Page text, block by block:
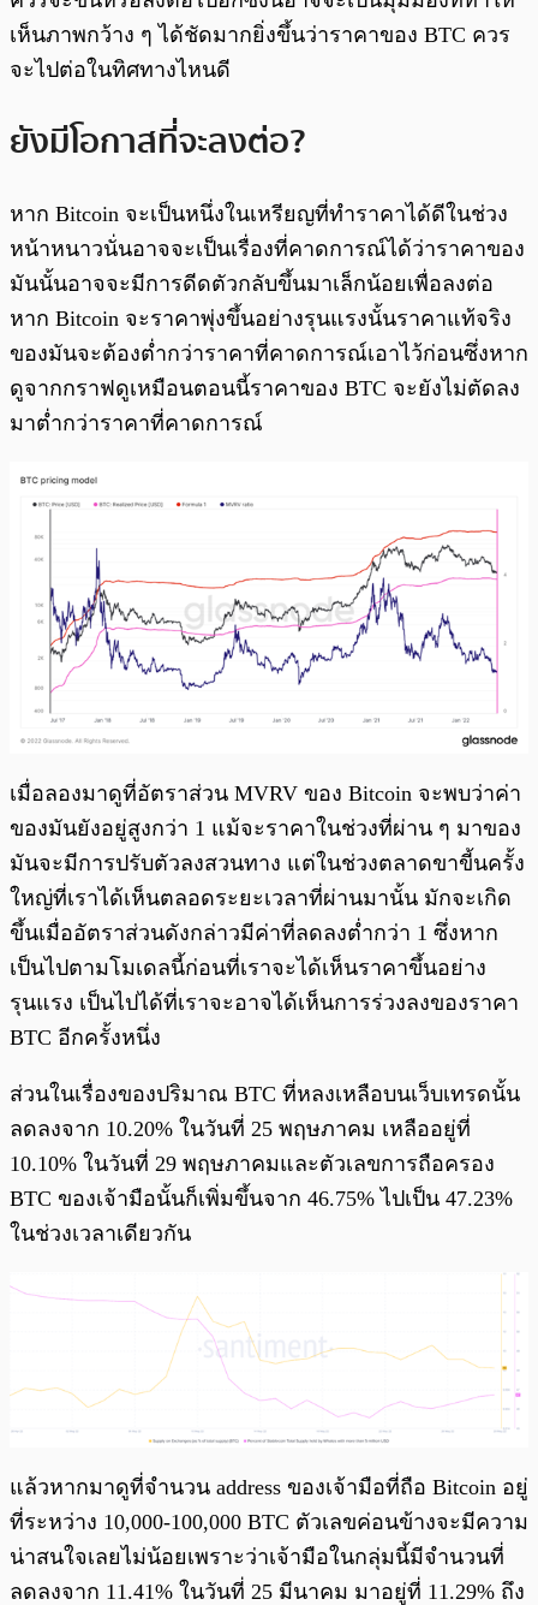
เห็นภาพกว้าง ๆ ได้ชัดมากยิ่งขึ้นว่าราคาของ BTC ควร
จะไปต่อในทิศทางไหนดี
ยังมีโอกาสที่จะลงต่อ?
หาก Bitcoin จะเป็นหนึ่งในเหรียญที่ทำราคาได้ดีในช่วง
หน้าหนาวนั่นอาจจะเป็นเรื่องที่คาดการณ์ได้ว่าราคาของ
มันนั้นอาจจะมีการดีดตัวกลับขึ้นมาเล็กน้อยเพื่อลงต่อ
หาก Bitcoin จะราคาพุ่งขึ้นอย่างรุนแรงนั้นราคาแท้จริง
ของมันจะต้องต่ำกว่าราคาที่คาดการณ์เอาไว้ก่อนซึ่งหาก
ดูจากกราฟดูเหมือนตอนนี้ราคาของ BTC จะยังไม่ตัดลง
มาต่ำกว่าราคาที่คาดการณ์
เมื่อลองมาดูที่อัตราส่วน MVRV ของ Bitcoin จะพบว่าค่า
ของมันยังอยู่สูงกว่า 1 แม้จะราคาในช่วงที่ผ่าน ๆ มาของ
มันจะมีการปรับตัวลงสวนทาง แต่ในช่วงตลาดขาขี้นครั้ง
ใหญ่ที่เราได้เห็นตลอดระยะเวลาที่ผ่านมานั้น มักจะเกิด
ขึ้นเมื่ออัตราส่วนดังกล่าวมีค่าที่ลดลงต่ำกว่า 1 ซึ่งหาก
เป็นไปตามโมเดลนี้ก่อนที่เราจะได้เห็นราคาขึ้นอย่าง
รุนแรง เป็นไปได้ที่เราจะอาจได้เห็นการร่วงลงของราคา
BTC อีกครั้งหนึ่ง
ส่วนในเรื่องของปริมาณ BTC ที่หลงเหลือบนเว็บเทรดนั้น
ลดลงจาก 10.20% ในวันที่ 25 พฤษภาคม เหลืออยู่ที่
10.10% ในวันที่ 29 พฤษภาคมและตัวเลขการถือครอง
BTC ของเจ้ามือนั้นก็เพิ่มขึ้นจาก 46.75% ไปเป็น 47.23%
ในช่วงเวลาเดียวกัน
แล้วหากมาดูที่จำนวน address ของเจ้ามือที่ถือ Bitcoin อยู่
ที่ระหว่าง 10,000-100,000 BTC ตัวเลขค่อนข้างจะมีความ
น่าสนใจเลยไม่น้อยเพราะว่าเจ้ามือในกลุ่มนี้มีจำนวนที่
ลดลงจาก 11.41% ในวันที่ 25 มีนาคม มาอยู่ที่ 11.29% ถึง